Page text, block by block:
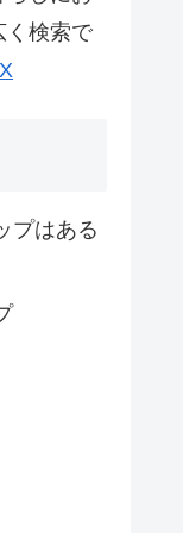
く検索で
プはある